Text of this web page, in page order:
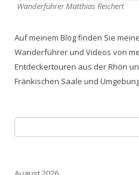
Wanderführer Matthias Reichert
Auf meinem Blog finden Sie
Wanderführer und Videos von
Entdeckertouren aus der Rhön
Fränkischen Saale und
nach: